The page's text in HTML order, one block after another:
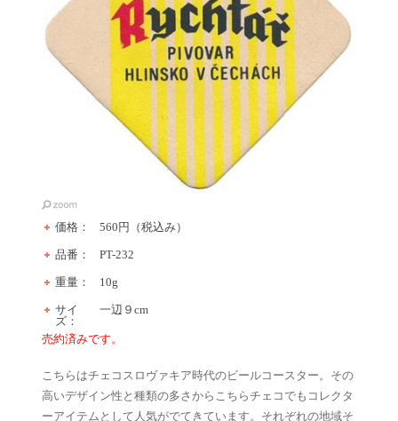
価格： 560円（税込み）
品番： PT-232
重量： 10g
サイ
ズ：
一辺９cm
売約済みです。
こちらはチェコスロヴァキア時代のビールコースター。その
高いデザイン性と種類の多さからこちらチェコでもコレクタ
ーアイテムとして人気がでてきています。それぞれの地域そ